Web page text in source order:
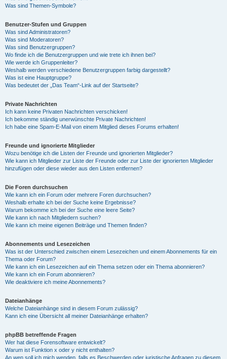
Was sind Themen-Symbole?
Benutzer-Stufen und Gruppen
Was sind Administratoren?
Was sind Moderatoren?
Was sind Benutzergruppen?
Wo finde ich die Benutzergruppen und wie trete ich ihnen bei?
Wie werde ich Gruppenleiter?
Weshalb werden verschiedene Benutzergruppen farbig dargestellt?
Was ist eine Hauptgruppe?
Was bedeutet der „Das Team“-Link auf der Startseite?
Private Nachrichten
Ich kann keine Privaten Nachrichten verschicken!
Ich bekomme ständig unerwünschte Private Nachrichten!
Ich habe eine Spam-E-Mail von einem Mitglied dieses Forums erhalten!
Freunde und ignorierte Mitglieder
Wozu benötige ich die Listen der Freunde und ignorierten Mitglieder?
Wie kann ich Mitglieder zur Liste der Freunde oder zur Liste der ignorierten Mitglieder
hinzufügen oder diese wieder aus den Listen entfernen?
Die Foren durchsuchen
Wie kann ich ein Forum oder mehrere Foren durchsuchen?
Weshalb erhalte ich bei der Suche keine Ergebnisse?
Warum bekomme ich bei der Suche eine leere Seite?
Wie kann ich nach Mitgliedern suchen?
Wie kann ich meine eigenen Beiträge und Themen finden?
Abonnements und Lesezeichen
Was ist der Unterschied zwischen einem Lesezeichen und einem Abonnements für ein
Thema oder Forum?
Wie kann ich ein Lesezeichen auf ein Thema setzen oder ein Thema abonnieren?
Wie kann ich ein Forum abonnieren?
Wie deaktiviere ich meine Abonnements?
Dateianhänge
Welche Dateianhänge sind in diesem Forum zulässig?
Kann ich eine Übersicht all meiner Dateianhänge erhalten?
phpBB betreffende Fragen
Wer hat diese Forensoftware entwickelt?
Warum ist Funktion x oder y nicht enthalten?
An wen soll ich mich wenden, falls es Beschwerden oder juristische Anfragen zu diesem